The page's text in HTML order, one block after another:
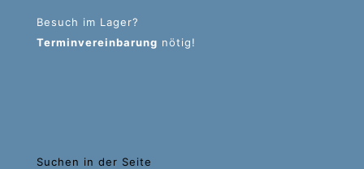
Besuch im Lager?
Terminvereinbarung nötig!
Suchen in der Seite